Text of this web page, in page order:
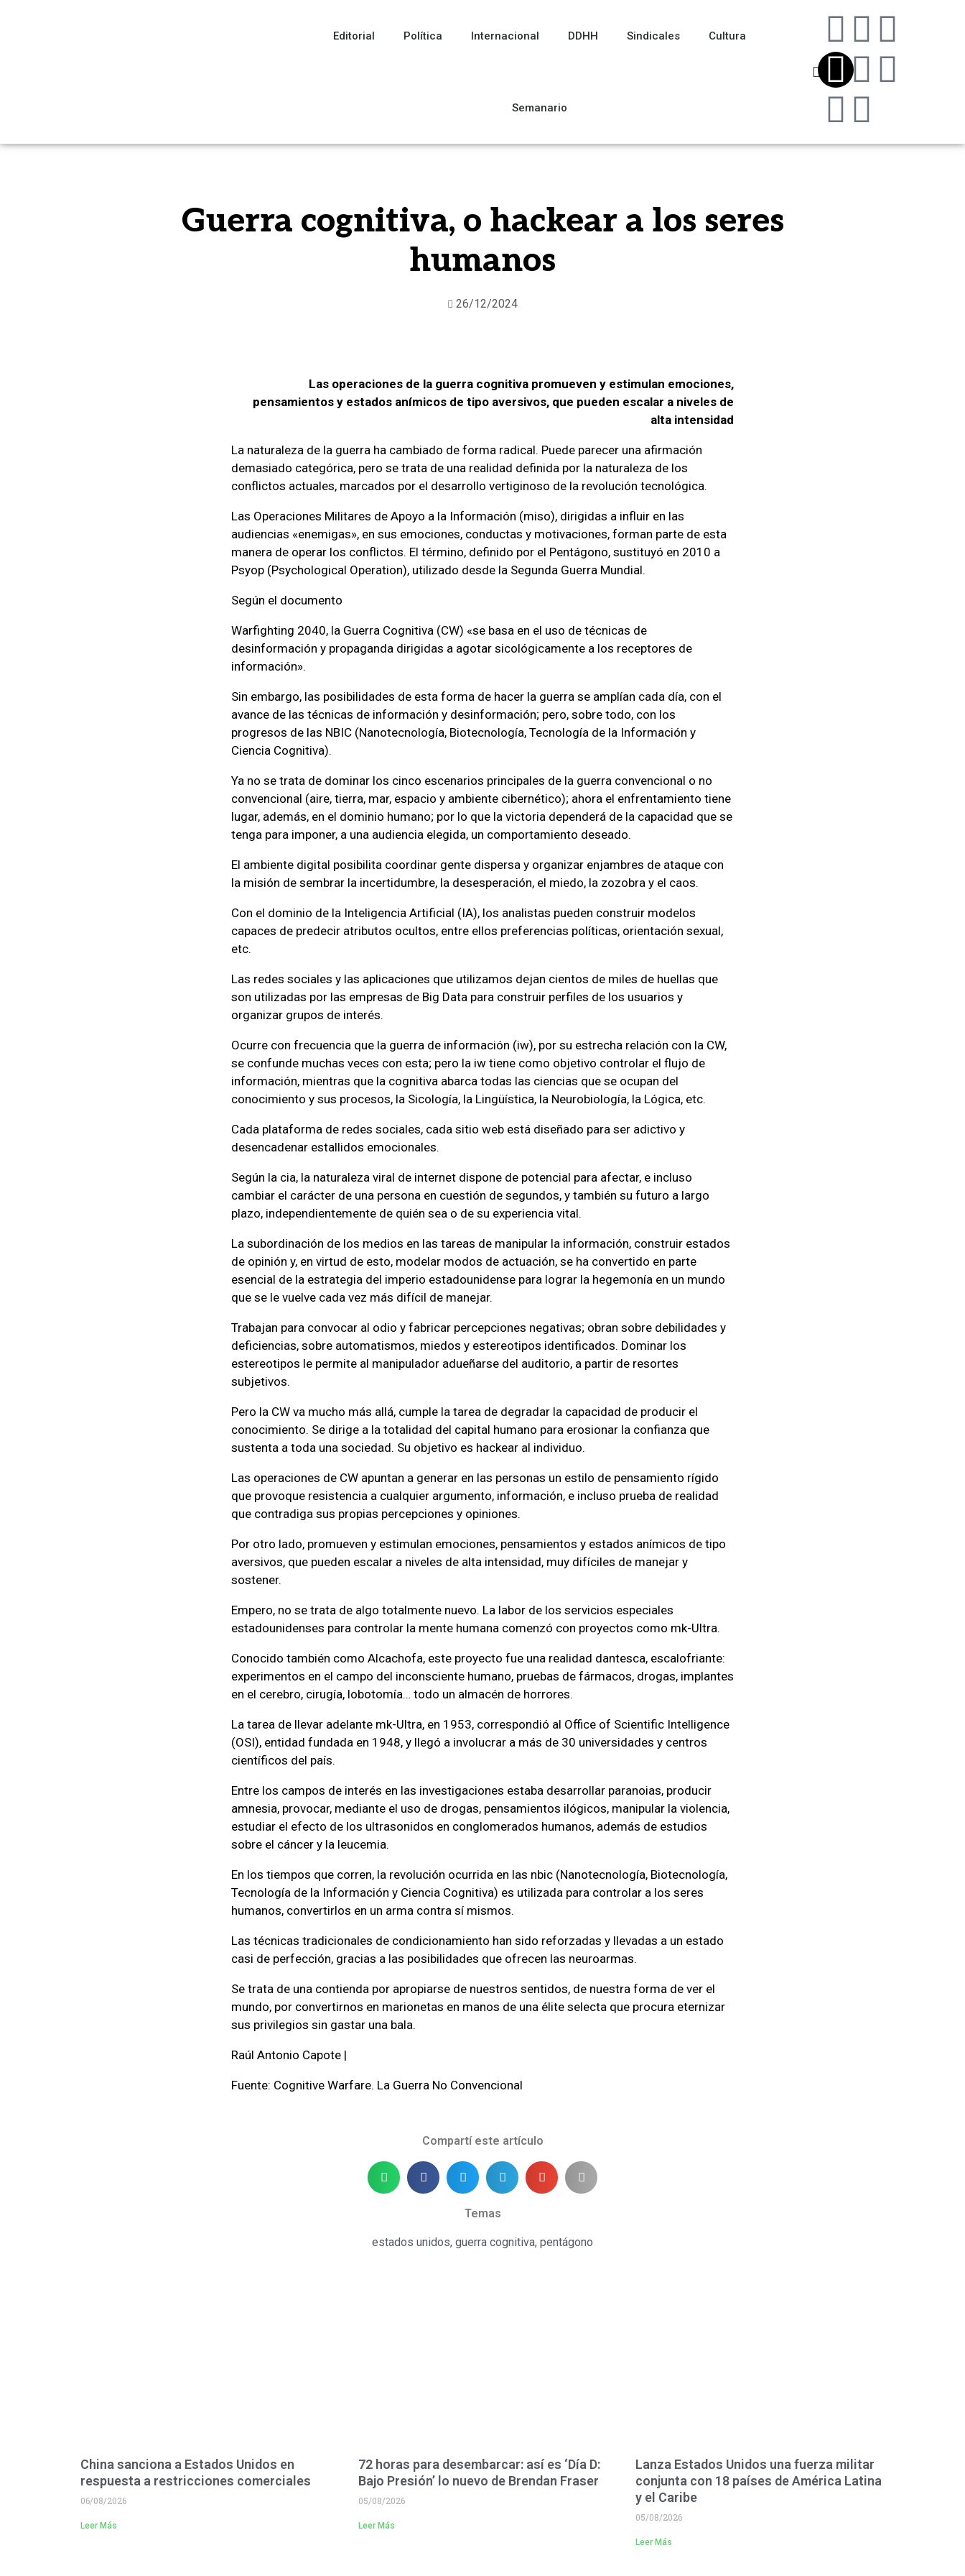
Editorial Política Internacional DDHH Sindicales Cultura
Semanario
Guerra cognitiva, o hackear a los seres
humanos
26/12/2024
Las operaciones de la guerra cognitiva promueven y estimulan emociones,
pensamientos y estados anímicos de tipo aversivos, que pueden escalar a niveles de
alta intensidad
La naturaleza de la guerra ha cambiado de forma radical. Puede parecer una afirmación
demasiado categórica, pero se trata de una realidad definida por la naturaleza de los
conflictos actuales, marcados por el desarrollo vertiginoso de la revolución tecnológica.
Las Operaciones Militares de Apoyo a la Información (miso), dirigidas a influir en las
audiencias «enemigas», en sus emociones, conductas y motivaciones, forman parte de esta
manera de operar los conflictos. El término, definido por el Pentágono, sustituyó en 2010 a
Psyop (Psychological Operation), utilizado desde la Segunda Guerra Mundial.
Según el documento
Warfighting 2040, la Guerra Cognitiva (CW) «se basa en el uso de técnicas de
desinformación y propaganda dirigidas a agotar sicológicamente a los receptores de
información».
Sin embargo, las posibilidades de esta forma de hacer la guerra se amplían cada día, con el
avance de las técnicas de información y desinformación; pero, sobre todo, con los
progresos de las NBIC (Nanotecnología, Biotecnología, Tecnología de la Información y
Ciencia Cognitiva).
Ya no se trata de dominar los cinco escenarios principales de la guerra convencional o no
convencional (aire, tierra, mar, espacio y ambiente cibernético); ahora el enfrentamiento tiene
lugar, además, en el dominio humano; por lo que la victoria dependerá de la capacidad que se
tenga para imponer, a una audiencia elegida, un comportamiento deseado.
El ambiente digital posibilita coordinar gente dispersa y organizar enjambres de ataque con
la misión de sembrar la incertidumbre, la desesperación, el miedo, la zozobra y el caos.
Con el dominio de la Inteligencia Artificial (IA), los analistas pueden construir modelos
capaces de predecir atributos ocultos, entre ellos preferencias políticas, orientación sexual,
etc.
Las redes sociales y las aplicaciones que utilizamos dejan cientos de miles de huellas que
son utilizadas por las empresas de Big Data para construir perfiles de los usuarios y
organizar grupos de interés.
Ocurre con frecuencia que la guerra de información (iw), por su estrecha relación con la CW,
se confunde muchas veces con esta; pero la iw tiene como objetivo controlar el flujo de
información, mientras que la cognitiva abarca todas las ciencias que se ocupan del
conocimiento y sus procesos, la Sicología, la Lingüística, la Neurobiología, la Lógica, etc.
Cada plataforma de redes sociales, cada sitio web está diseñado para ser adictivo y
desencadenar estallidos emocionales.
Según la cia, la naturaleza viral de internet dispone de potencial para afectar, e incluso
cambiar el carácter de una persona en cuestión de segundos, y también su futuro a largo
plazo, independientemente de quién sea o de su experiencia vital.
La subordinación de los medios en las tareas de manipular la información, construir estados
de opinión y, en virtud de esto, modelar modos de actuación, se ha convertido en parte
esencial de la estrategia del imperio estadounidense para lograr la hegemonía en un mundo
que se le vuelve cada vez más difícil de manejar.
Trabajan para convocar al odio y fabricar percepciones negativas; obran sobre debilidades y
deficiencias, sobre automatismos, miedos y estereotipos identificados. Dominar los
estereotipos le permite al manipulador adueñarse del auditorio, a partir de resortes
subjetivos.
Pero la CW va mucho más allá, cumple la tarea de degradar la capacidad de producir el
conocimiento. Se dirige a la totalidad del capital humano para erosionar la confianza que
sustenta a toda una sociedad. Su objetivo es hackear al individuo.
Las operaciones de CW apuntan a generar en las personas un estilo de pensamiento rígido
que provoque resistencia a cualquier argumento, información, e incluso prueba de realidad
que contradiga sus propias percepciones y opiniones.
Por otro lado, promueven y estimulan emociones, pensamientos y estados anímicos de tipo
aversivos, que pueden escalar a niveles de alta intensidad, muy difíciles de manejar y
sostener.
Empero, no se trata de algo totalmente nuevo. La labor de los servicios especiales
estadounidenses para controlar la mente humana comenzó con proyectos como mk-Ultra.
Conocido también como Alcachofa, este proyecto fue una realidad dantesca, escalofriante:
experimentos en el campo del inconsciente humano, pruebas de fármacos, drogas, implantes
en el cerebro, cirugía, lobotomía… todo un almacén de horrores.
La tarea de llevar adelante mk-Ultra, en 1953, correspondió al Office of Scientific Intelligence
(OSI), entidad fundada en 1948, y llegó a involucrar a más de 30 universidades y centros
científicos del país.
Entre los campos de interés en las investigaciones estaba desarrollar paranoias, producir
amnesia, provocar, mediante el uso de drogas, pensamientos ilógicos, manipular la violencia,
estudiar el efecto de los ultrasonidos en conglomerados humanos, además de estudios
sobre el cáncer y la leucemia.
En los tiempos que corren, la revolución ocurrida en las nbic (Nanotecnología, Biotecnología,
Tecnología de la Información y Ciencia Cognitiva) es utilizada para controlar a los seres
humanos, convertirlos en un arma contra sí mismos.
Las técnicas tradicionales de condicionamiento han sido reforzadas y llevadas a un estado
casi de perfección, gracias a las posibilidades que ofrecen las neuroarmas.
Se trata de una contienda por apropiarse de nuestros sentidos, de nuestra forma de ver el
mundo, por convertirnos en marionetas en manos de una élite selecta que procura eternizar
sus privilegios sin gastar una bala.
Raúl Antonio Capote |
Fuente: Cognitive Warfare. La Guerra No Convencional
Compartí este artículo
Temas
estados unidos, guerra cognitiva, pentágono
China sanciona a Estados Unidos en
respuesta a restricciones comerciales
06/08/2026
Leer Más
72 horas para desembarcar: así es ‘Día D:
Bajo Presión’ lo nuevo de Brendan Fraser
05/08/2026
Leer Más
Lanza Estados Unidos una fuerza militar
conjunta con 18 países de América Latina
y el Caribe
05/08/2026
Leer Más